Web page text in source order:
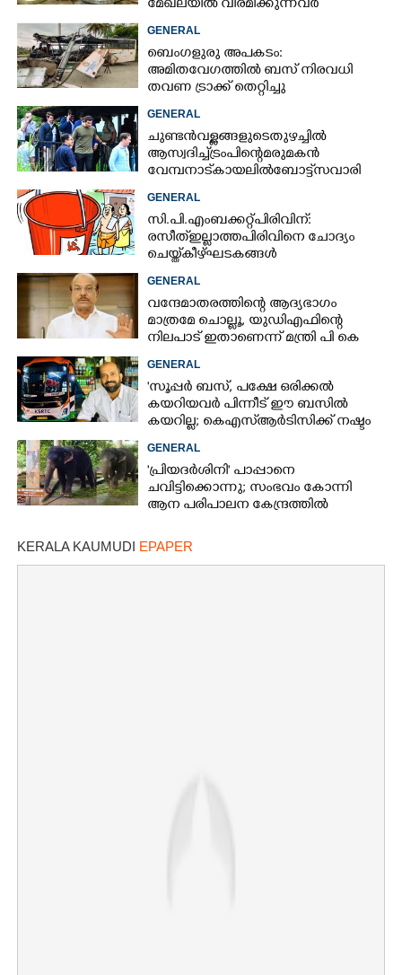
മേഖലയിൽ വിരമിക്കുന്നവർ
GENERAL
ബെംഗളുരു അപകടം:
അമിതവേഗത്തിൽ ബസ് നിരവധി
തവണ ട്രാക്ക് തെറ്റിച്ചു
GENERAL
ചുണ്ടൻ വള്ളങ്ങളുടെ തുഴച്ചിൽ
ആസ്വദിച്ച് ട്രംപിന്റെ മരുമകൻ
വേമ്പനാട് കായലിൽ ബോട്ട് സവാരി
GENERAL
സി.പി.എം ബക്കറ്റ് പിരിവിന്:
രസീത് ഇല്ലാത്ത പിരിവിനെ ചോദ്യം
ചെയ്ത് കീഴ്ഘടകങ്ങൾ
GENERAL
വന്ദേമാതരത്തിന്റെ ആദ്യഭാഗം
മാത്രമേ ചൊല്ലൂ,​ യുഡിഎഫിന്റെ
നിലപാട് ഇതാണെന്ന് മന്ത്രി പി കെ
GENERAL
'സൂപ്പർ ബസ്, പക്ഷേ ഒരിക്കൽ
കയറിയവർ പിന്നീട് ഈ ബസിൽ
കയറില്ല; കെഎസ്ആർടിസിക്ക് നഷ്ടം
GENERAL
'പ്രിയദർശിനി' പാപ്പാനെ
ചവിട്ടിക്കൊന്നു; സംഭവം കോന്നി
ആന പരിപാലന കേന്ദ്രത്തിൽ
KERALA KAUMUDI EPAPER